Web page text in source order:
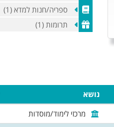
ספריה/חנות למדא (1)
תרומות (1)
נושא
מרכזי לימוד/מוסדות